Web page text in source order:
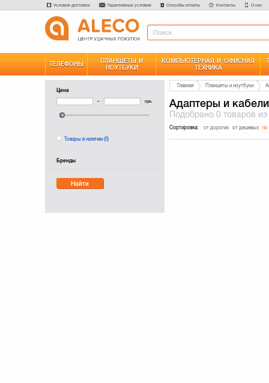
Условия доставки Гарантийные условия Способы оплаты Контакты О нас
ТЕЛЕФОНЫ
ПЛАНШЕТЫ И
НОУТБУКИ
КОМПЬЮТЕРНАЯ И ОФИСНАЯ
ТЕХНИКА
Цена
– грн.
Товары в наличии(0)
Бренды
Найти
Главная Планшеты и ноутбуки
Адаптеры и
Подобрано0 товаров
Сортировка: от дорогих от дешевых по